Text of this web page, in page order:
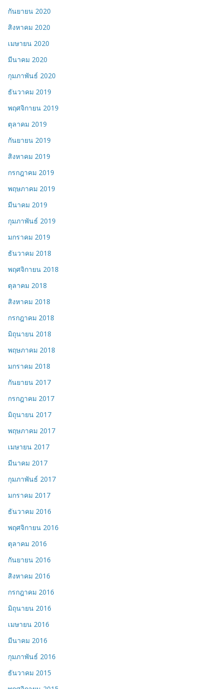
กันยายน 2020
สิงหาคม 2020
เมษายน 2020
มีนาคม 2020
กุมภาพันธ์ 2020
ธันวาคม 2019
พฤศจิกายน 2019
ตุลาคม 2019
กันยายน 2019
สิงหาคม 2019
กรกฎาคม 2019
พฤษภาคม 2019
มีนาคม 2019
กุมภาพันธ์ 2019
มกราคม 2019
ธันวาคม 2018
พฤศจิกายน 2018
ตุลาคม 2018
สิงหาคม 2018
กรกฎาคม 2018
มิถุนายน 2018
พฤษภาคม 2018
มกราคม 2018
กันยายน 2017
กรกฎาคม 2017
มิถุนายน 2017
พฤษภาคม 2017
เมษายน 2017
มีนาคม 2017
กุมภาพันธ์ 2017
มกราคม 2017
ธันวาคม 2016
พฤศจิกายน 2016
ตุลาคม 2016
กันยายน 2016
สิงหาคม 2016
กรกฎาคม 2016
มิถุนายน 2016
เมษายน 2016
มีนาคม 2016
กุมภาพันธ์ 2016
ธันวาคม 2015